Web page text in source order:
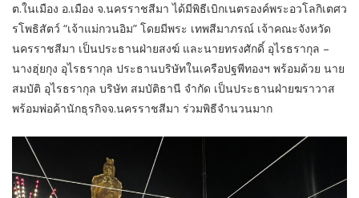
ต.ในเมือง อ.เมือง จ.นครราชสีมา ได้มีพิธีเบิกเนตรองค์พระอวโลกิเตศว
รโพธิสัตว์ “เจ้าแม่กวนอิม” โดยมีพระ เทพสีมาภรณ์ เจ้าคณะจังหวัด
นครราชสีมา เป็นประธานฝ่ายสงฆ์ และนายทรงศักดิ์ อุไรธรากุล –
นางฮุ่ยกุง อุไรธรากุล ประธานบริษัทในเครือปฐพีทองฯ พร้อมด้วย นาย
สมบัติ อุไรธรากุล บริษัท สมบัติธานี จำกัด เป็นประธานฝ่ายฆราวาส
พร้อมพ่อค้านักธุรกิจจ.นครราชสีมา ร่วมพิธีจำนวนมาก